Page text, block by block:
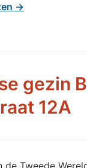
→
gezin
12A
de Tweede